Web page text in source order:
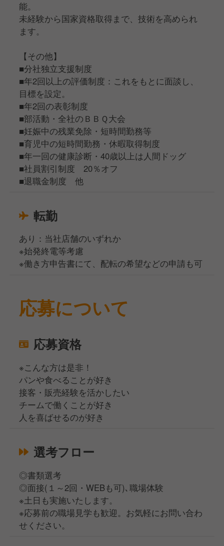
能。
未経験から国家資格取得まで、技術を高められ
ます。
【その他】
■分社独立支援制度
■年2回以上の評価制度：これをもとに面談し、
目標を設定。
■年2回の表彰制度
■部活動・全社のＢＢＱ大会
■妊娠中の残業免除・短時間勤務等
■育児中の短時間勤務・休暇取得制度
■年一回の健康診断・40歳以上は人間ドッグ
■社員割引制度 20％オフ
■退職金制度 他
転勤
あり：当社店舗のいずれか
※始発終電等考慮
※働き方申告書にて、配転の希望などの申請も可
応募について
応募資格
※こんな方は是非！
パンや食べることが好き
接客・販売経験を活かしたい
チームで働くことが好き
人を喜ばせるのが好き
選考フロー
◎書類選考
◎面接(１～2回・WEBも可)､職場体験
※土日も実施いたします。
※応募前の職場見学も歓迎。お気軽にお問い合わ
せください。